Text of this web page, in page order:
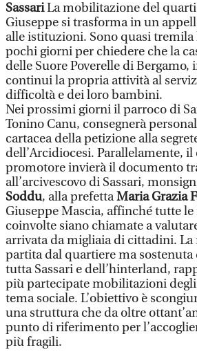
SassariLa mobilitazione del
Giuseppe si trasforma in un
alle istituzioni. Sono quasi
pochi giorni per chiedere che la
delle Suore Poverelle di Bergamo,
continui la propria attività al
difficoltà e dei loro bambini.
Nei prossimi giorni il parroco di
Tonino Canu, consegnerà
cartacea della petizione alla
dell’Arcidiocesi. Parallelamente,
promotore invierà il documento
all’arcivescovo di Sassari,
Soddu, alla prefettaMaria Grazia
Giuseppe Mascia, affinché tutte
coinvolte siano chiamate a
arrivata da migliaia di cittadini.
partita dal quartiere ma
tutta Sassari e dell’hinterland,
più partecipate mobilitazioni
tema sociale. L’obiettivo è
una struttura che da oltre
punto di riferimento per
più fragili.